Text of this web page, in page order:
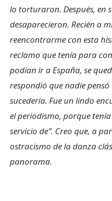
lo torturaron. Después, en
desaparecieron. Recién a
reencontrarme con esta
reclamo que tenía para
podían ir a España, se
respondió que nadie pensó
sucedería. Fue un lindo
el periodismo, porque
servicio de”. Creo que, a
ostracismo de la danza
panorama.